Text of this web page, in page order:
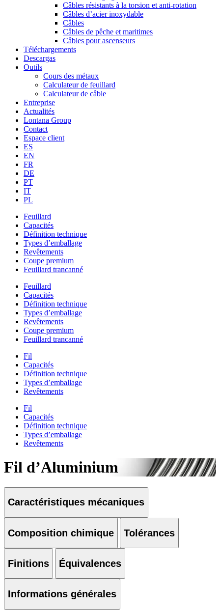
Câbles résistants à la torsion et anti-rotation
Câbles d’acier inoxydable
Câbles
Câbles de pêche et maritimes
Câbles pour ascenseurs
Téléchargements
Descargas
Outils
Cours des métaux
Calculateur de feuillard
Calculateur de câble
Entreprise
Actualités
Lontana Group
Contact
Espace client
ES
EN
FR
DE
PT
IT
PL
Feuillard
Capacités
Définition technique
Types d’emballage
Revêtements
Coupe premium
Feuillard trancanné
Feuillard
Capacités
Définition technique
Types d’emballage
Revêtements
Coupe premium
Feuillard trancanné
Fil
Capacités
Définition technique
Types d’emballage
Revêtements
Fil
Capacités
Définition technique
Types d’emballage
Revêtements
Fil d’Aluminium
Caractéristiques mécaniques
Composition chimique Tolérances
Finitions Équivalences
Informations générales